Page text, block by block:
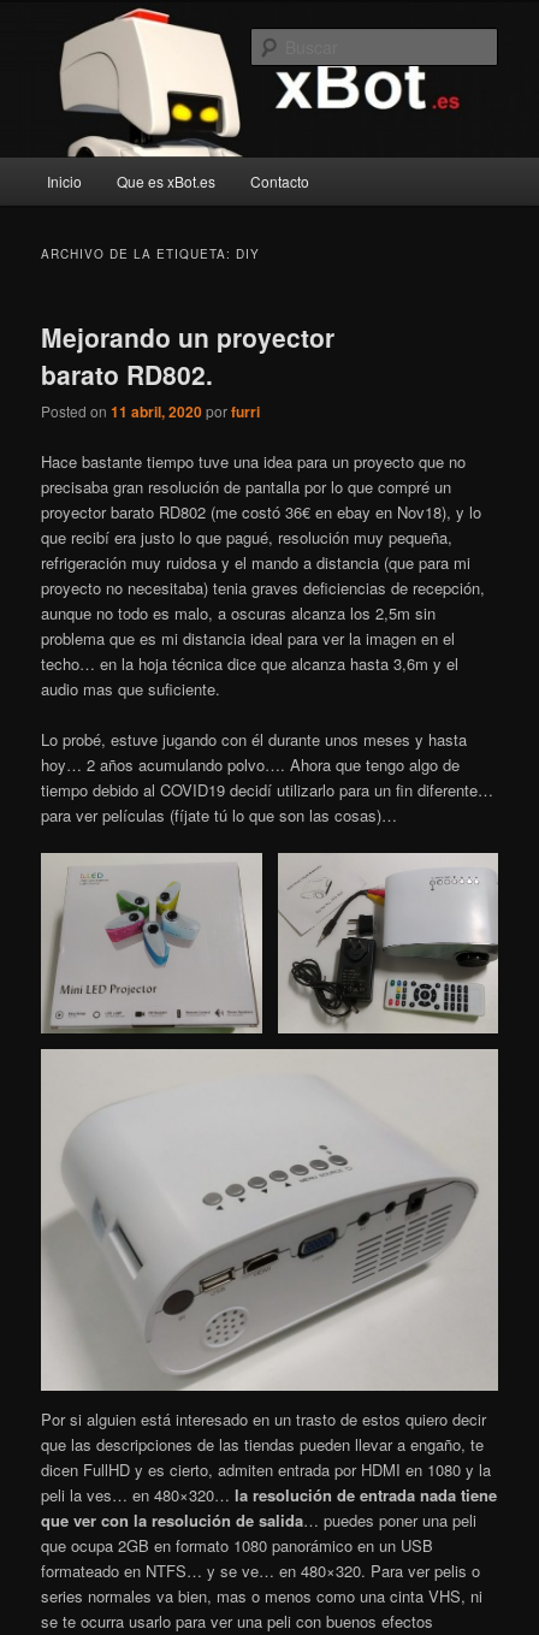
contenido
contenido
secundarioxBot.es
Blog de robotica recreativa
principal
Inicio Que es xBot.es Contacto
ARCHIVO DE LA ETIQUETA: DIY
Mejorando un proyector
barato RD802.
Posted on11 abril, 2020porfurri
Hace bastante tiempo tuve una idea para un proyecto que no
precisaba gran resolución de pantalla por lo que compré un
proyector barato RD802 (me costó 36€ en ebay en Nov18), y lo
que recibí era justo lo que pagué, resolución muy pequeña,
refrigeración muy ruidosa y el mando a distancia (que para mi
proyecto no necesitaba) tenia graves deficiencias de recepción,
aunque no todo es malo, a oscuras alcanza los 2,5m sin
problema que es mi distancia ideal para ver la imagen en el
techo… en la hoja técnica dice que alcanza hasta 3,6m y el
audio mas que suficiente.
Lo probé, estuve jugando con él durante unos meses y hasta
hoy… 2 años acumulando polvo…. Ahora que tengo algo de
tiempo debido al COVID19 decidí utilizarlo para un fin diferente…
para ver películas (fíjate tú lo que son las cosas)…
Por si alguien está interesado en un trasto de estos quiero decir
que las descripciones de las tiendas pueden llevar a engaño, te
dicen FullHD y es cierto, admiten entrada por HDMI en 1080 y la
peli la ves… en 480×320… la resolución de entrada nada tiene
que ver con la resolución de salida… puedes poner una peli
que ocupa 2GB en formato 1080 panorámico en un USB
formateado en NTFS… y se ve… en 480×320. Para ver pelis o
series normales va bien, mas o menos como una cinta VHS, ni
se te ocurra usarlo para ver una peli con buenos efectos